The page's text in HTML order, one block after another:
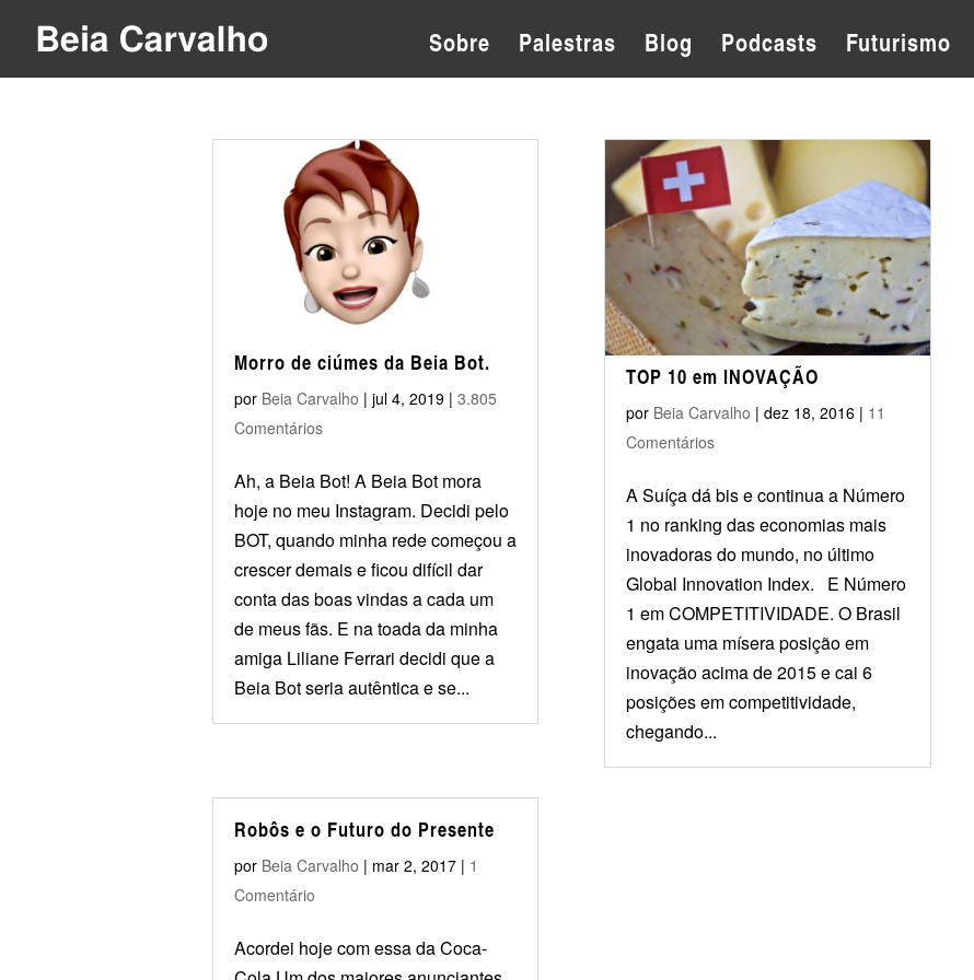
Sobre Palestras Blog Podcasts Futurismo
Morro de ciúmes da Beia Bot.
por Beia Carvalho | jul 4, 2019| 3.805
Comentários
Ah, a Beia Bot! A Beia Bot mora
hoje no meu Instagram. Decidi pelo
BOT, quando minha rede começou a
crescer demais e ficou difícil dar
conta das boas vindas a cada um
de meus fãs. E na toada da minha
amiga Liliane Ferrari decidi que a
Beia Bot seria autêntica e se...
Robôs e o Futuro do Presente
por Beia Carvalho | mar 2, 2017| 1
Comentário
Acordei hoje com essa da Coca-
TOP 10 em INOVAÇÃO
por Beia Carvalho |dez 18, 2016 | 11
Comentários
A Suíça dá bis e continua a Número
1 no ranking das economias mais
inovadoras do mundo, no último
Global Innovation Index. E Número
1 em COMPETITIVIDADE. O Brasil
engata uma mísera posição em
inovação acima de 2015 e cai 6
posições em competitividade,
chegando...